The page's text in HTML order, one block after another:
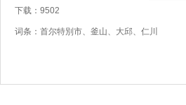
下载：9502
词条：首尔特別市、釜山、大邱、仁川